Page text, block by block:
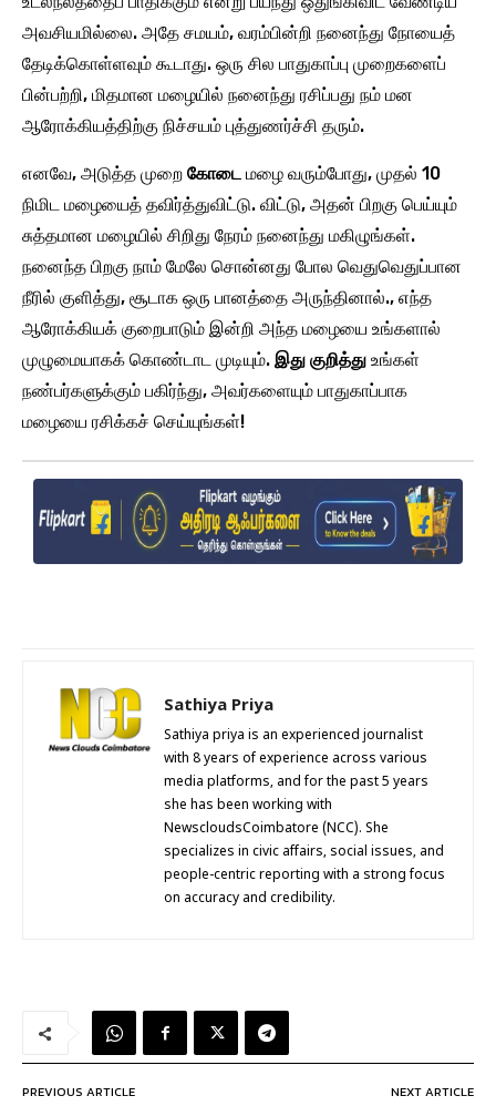
அவசியமில்லை. அதே சமயம், வரம்பின்றி நனைந்து நோயைத்
தேடிக்கொள்ளவும் கூடாது. ஒரு சில பாதுகாப்பு முறைகளைப்
பின்பற்றி, மிதமான மழையில் நனைந்து ரசிப்பது நம் மன
ஆரோக்கியத்திற்கு நிச்சயம் புத்துணர்ச்சி தரும்.
எனவே, அடுத்த முறை கோடை மழை வரும்போது, முதல் 10
நிமிட மழையைத் தவிர்த்துவிட்டு. விட்டு, அதன் பிறகு பெய்யும்
சுத்தமான மழையில் சிறிது நேரம் நனைந்து மகிழுங்கள்.
நனைந்த பிறகு நாம் மேலே சொன்னது போல வெதுவெதுப்பான
நீரில் குளித்து, சூடாக ஒரு பானத்தை அருந்தினால்., எந்த
ஆரோக்கியக் குறைபாடும் இன்றி அந்த மழையை உங்களால்
முழுமையாகக் கொண்டாட முடியும். இது குறித்து உங்கள்
நண்பர்களுக்கும் பகிர்ந்து, அவர்களையும் பாதுகாப்பாக
மழையை ரசிக்கச் செய்யுங்கள்!
Sathiya Priya
Sathiya priya is an experienced journalist
with 8 years of experience across various
media platforms, and for the past 5 years
she has been working with
NewscloudsCoimbatore (NCC). She
specializes in civic affairs, social issues, and
people-centric reporting with a strong focus
on accuracy and credibility.
PREVIOUS ARTICLE NEXT ARTICLE